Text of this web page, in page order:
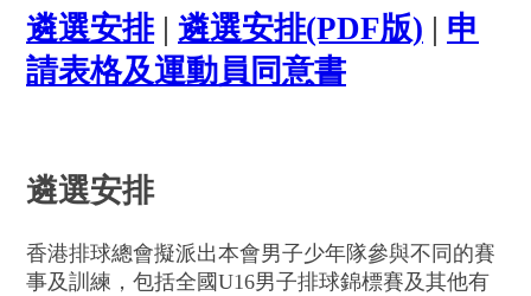
遴選安排| 遴選安排(PDF版) | 申
請表格及運動員同意書
遴選安排
香港排球總會擬派出本會男子少年隊參與不同的賽
事及訓練，包括全國U16男子排球錦標賽及其他有